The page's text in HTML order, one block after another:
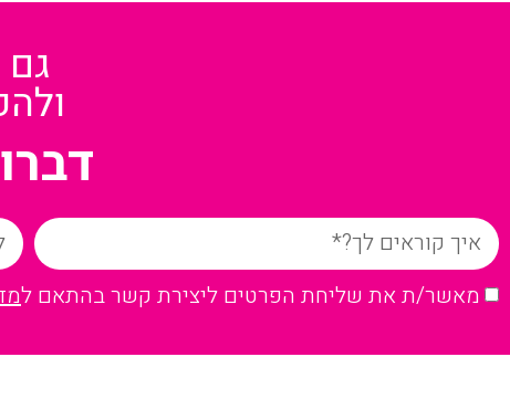
מאשר/ת את שליחת הפרטים ליצירת קשר בהתאם ל